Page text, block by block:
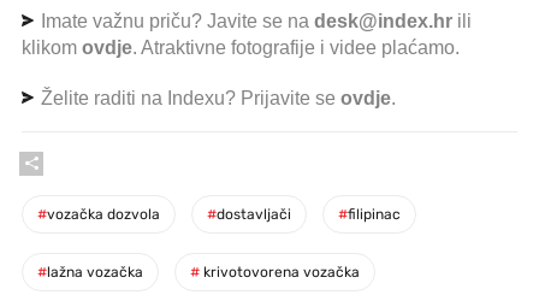
Imate važnu priču? Javite se na desk@index.hr ili
klikom ovdje. Atraktivne fotografije i videe plaćamo.
Želite raditi na Indexu? Prijavite se ovdje.
#vozačka dozvola #dostavljači #filipinac
#lažna vozačka # krivotovorena vozačka